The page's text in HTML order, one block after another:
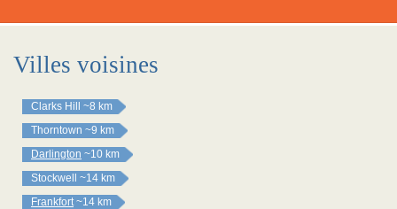
Villes voisines
Clarks Hill
~8 km
Thorntown ~9 km
Darlington ~10 km
Stockwell
~14 km
Frankfort ~14 km